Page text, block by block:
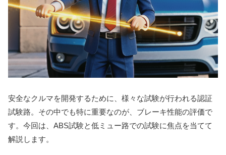
安全なクルマを開発するために、様々な試験が行われる認証
試験路。その中でも特に重要なのが、ブレーキ性能の評価で
す。今回は、ABS試験と低ミュー路での試験に焦点を当てて
解説します。